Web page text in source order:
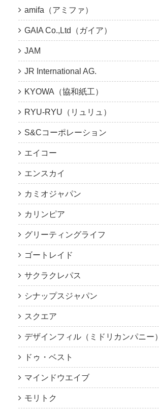
amifa（アミファ）
GAIA Co.,Ltd（ガイア）
JAM
JR International AG.
KYOWA（協和紙工）
RYU-RYU（リュリュ）
S&Cコーポレーション
エイコー
エンスカイ
カミオジャパン
カリンピア
グリーティングライフ
ゴートレイド
サクラクレパス
シナップスジャパン
スクエア
デザインフィル（ミドリカンパニー）
ドゥ・ベスト
マインドウエイブ
モリトク